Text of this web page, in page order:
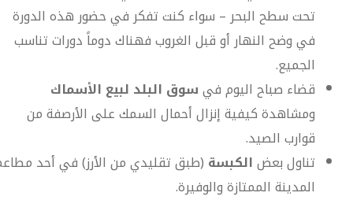
تحت سطح البحر – سواء كنت تفكر في حضور هذه الدورة
في وضح النهار أو قبل الغروب فهناك دوماً دورات تناسب
الجميع.
قضاء صباح اليوم فيسوق البلد لبيع الأسماك
ومشاهدة كيفية إنزال أحمال السمك على الأرصفة من
قوارب الصيد.
تناول بعضالكبسة (طبق تقليدي من الأرز) في أحد
المدينة الممتازة والوفيرة.